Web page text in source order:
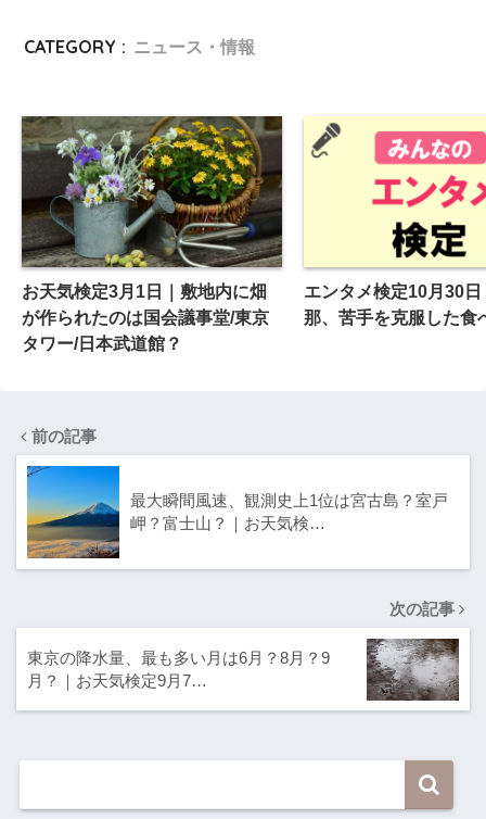
CATEGORY : ニュース・情報
お天気検定3月1日｜敷地内に畑
が作られたのは国会議事堂/東京
タワー/日本武道館？
エンタメ検定10月30
那、苦手を克服した食
前の記事
最大瞬間風速、観測史上1位は宮古島？室戸
岬？富士山？｜お天気検…
次の記事
東京の降水量、最も多い月は6月？8月？9
月？｜お天気検定9月7…